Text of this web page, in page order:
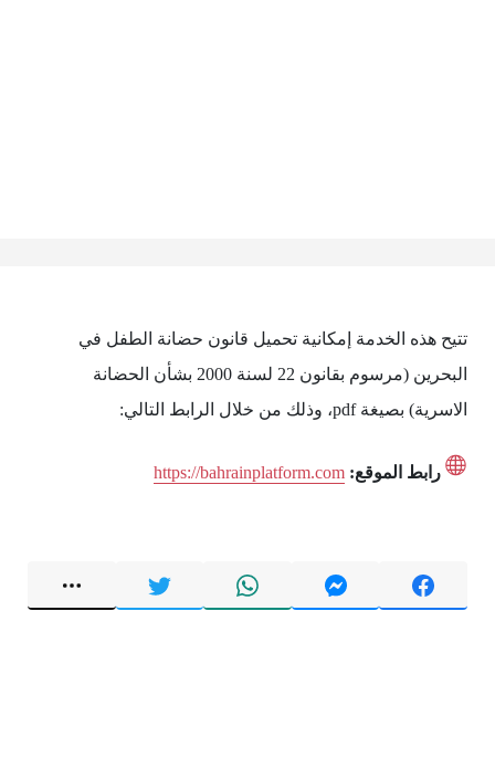
تتيح هذه الخدمة إمكانية تحميل قانون حضانة الطفل في
البحرين (مرسوم بقانون 22 لسنة 2000 بشأن الحضانة
الاسرية) بصيغة pdf، وذلك من خلال الرابط التالي:
رابط الموقع: https://bahrainplatform.com